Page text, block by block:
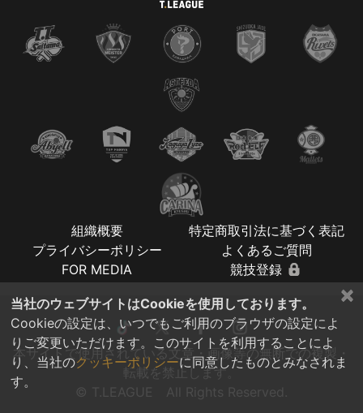
組織概要
特定商取引法に基づく表記
プライバシーポリシー
よくあるご質問
FOR MEDIA
競技登録
本サイトで使用されている文章・画像等の無断での複製・
転載を禁止します。
© T.LEAGUE All Rights Reserved.
×
当社のウェブサイトはCookieを使用しております。
Cookieの設定は、いつでもご利用のブラウザの設定によ
りご変更いただけます。このサイトを利用することによ
り、当社のクッキーポリシーに同意したものとみなされま
す。